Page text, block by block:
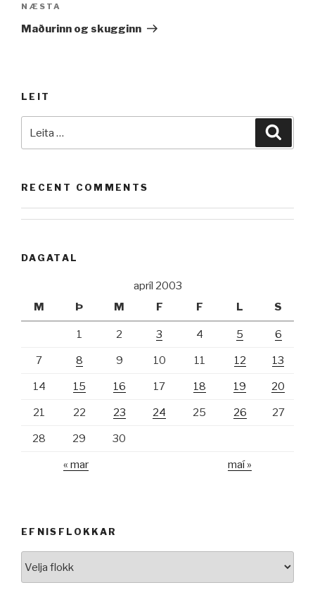
Næsta
færsla
NÆSTA
Maðurinn og skugginn
LEIT
að:
RECENT COMMENTS
DAGATAL
apríl 2003
M
Þ M F F L S
1 2 3 4 5 6
7 8 9 10 11 12 13
14 15 16 17 18 19 20
21 22 23 24 25 26 27
28 29 30
« mar maí »
EFNISFLOKKAR